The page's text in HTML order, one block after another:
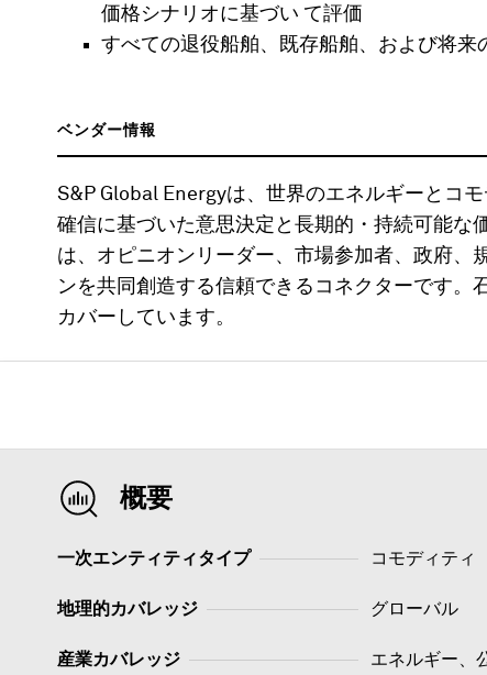
価格シナリオに基づい て評価
すべての退役船舶、既存船舶、および将来
ベンダー情報
S&P Global Energyは、世界のエネルギーとコ
確信に基づいた意思決定と長期的・持続可能な
は、オピニオンリーダー、市場参加者、政府、
ンを共同創造する信頼できるコネクターです。
カバーしています。
概要
一次エンティティタイプ コモディティ
地理的カバレッジ グローバル
産業カバレッジ エネルギー、